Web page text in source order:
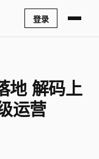
登录
地 解码上
运营